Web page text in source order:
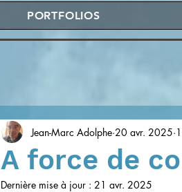
PORTFOLIOS
A force de
Jean-Marc Adolphe 20 avr. 2025
Dernière mise à jour : 21 avr. 2025